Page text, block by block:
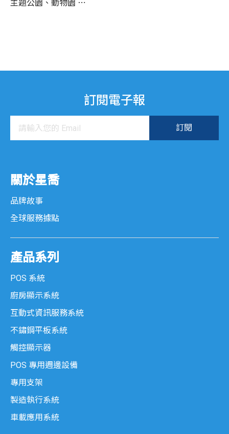
主題公園、動物園 ⋯
訂閱電子報
關於星喬
品牌故事
全球服務據點
產品系列
POS 系統
廚房顯示系統
互動式資訊服務系統
不鏽鋼平板系統
觸控顯示器
POS 專用週邊設備
專用支架
製造執行系統
車載應用系統